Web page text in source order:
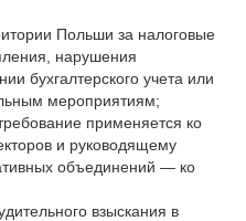
Польши за налоговые
нарушения
бухгалтерского учета или
мероприятиям;
применяется ко
и руководящему
объединений — ко
взыскания в